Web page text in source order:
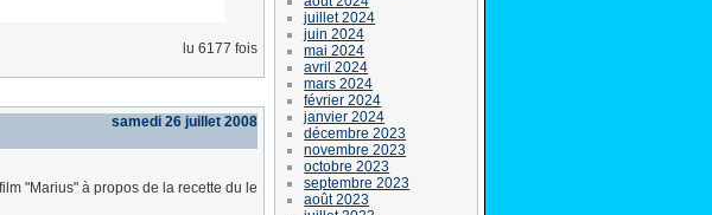
lu 6177 fois
samedi 26 juillet 2008
"Marius" à propos de la recette du le
juillet 2024
juin 2024
mai 2024
avril 2024
mars 2024
février 2024
janvier 2024
décembre 2023
novembre 2023
octobre 2023
septembre 2023
août 2023